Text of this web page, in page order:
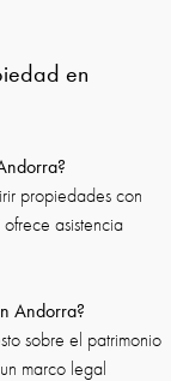
en
propiedades con
asistencia
Andorra?
sobre el patrimonio
marco legal